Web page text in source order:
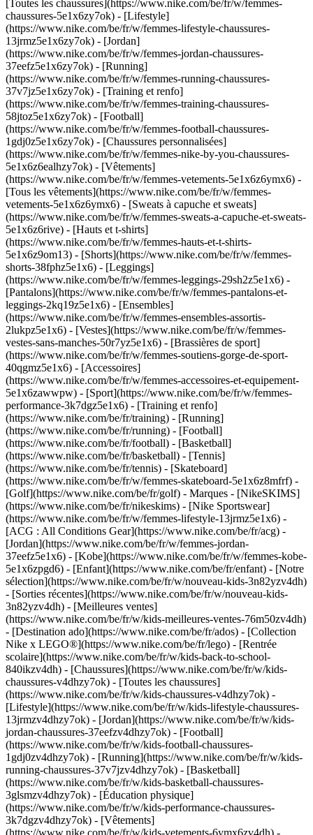
[Toutes les chaussures](https://www.nike.com/be/fr/w/femmes-
chaussures-5e1x6zy7ok) - [Lifestyle]
(https://www.nike.com/be/fr/w/femmes-lifestyle-chaussures-
13jrmz5e1x6zy7ok) - [Jordan]
(https://www.nike.com/be/fr/w/femmes-jordan-chaussures-
37eefz5e1x6zy7ok) - [Running]
(https://www.nike.com/be/fr/w/femmes-running-chaussures-
37v7jz5e1x6zy7ok) - [Training et renfo]
(https://www.nike.com/be/fr/w/femmes-training-chaussures-
58jtoz5e1x6zy7ok) - [Football]
(https://www.nike.com/be/fr/w/femmes-football-chaussures-
1gdj0z5e1x6zy7ok) - [Chaussures personnalisées]
(https://www.nike.com/be/fr/w/femmes-nike-by-you-chaussures-
5e1x6z6ealhzy7ok) - [Vêtements]
(https://www.nike.com/be/fr/w/femmes-vetements-5e1x6z6ymx6) -
[Tous les vêtements](https://www.nike.com/be/fr/w/femmes-
vetements-5e1x6z6ymx6) - [Sweats à capuche et sweats]
(https://www.nike.com/be/fr/w/femmes-sweats-a-capuche-et-sweats-
5e1x6z6rive) - [Hauts et t-shirts]
(https://www.nike.com/be/fr/w/femmes-hauts-et-t-shirts-
5e1x6z9om13) - [Shorts](https://www.nike.com/be/fr/w/femmes-
shorts-38fphz5e1x6) - [Leggings]
(https://www.nike.com/be/fr/w/femmes-leggings-29sh2z5e1x6) -
[Pantalons](https://www.nike.com/be/fr/w/femmes-pantalons-et-
leggings-2kq19z5e1x6) - [Ensembles]
(https://www.nike.com/be/fr/w/femmes-ensembles-assortis-
2lukpz5e1x6) - [Vestes](https://www.nike.com/be/fr/w/femmes-
vestes-sans-manches-50r7yz5e1x6) - [Brassières de sport]
(https://www.nike.com/be/fr/w/femmes-soutiens-gorge-de-sport-
40qgmz5e1x6) - [Accessoires]
(https://www.nike.com/be/fr/w/femmes-accessoires-et-equipement-
5e1x6zawwpw) - [Sport](https://www.nike.com/be/fr/w/femmes-
performance-3k7dgz5e1x6) - [Training et renfo]
(https://www.nike.com/be/fr/training) - [Running]
(https://www.nike.com/be/fr/running) - [Football]
(https://www.nike.com/be/fr/football) - [Basketball]
(https://www.nike.com/be/fr/basketball) - [Tennis]
(https://www.nike.com/be/fr/tennis) - [Skateboard]
(https://www.nike.com/be/fr/w/femmes-skateboard-5e1x6z8mfrf) -
[Golf](https://www.nike.com/be/fr/golf) - Marques - [NikeSKIMS]
(https://www.nike.com/be/fr/nikeskims) - [Nike Sportswear]
(https://www.nike.com/be/fr/w/femmes-lifestyle-13jrmz5e1x6) -
[ACG : All Conditions Gear](https://www.nike.com/be/fr/acg) -
[Jordan](https://www.nike.com/be/fr/w/femmes-jordan-
37eefz5e1x6) - [Kobe](https://www.nike.com/be/fr/w/femmes-kobe-
5e1x6zpgd6) - [Enfant](https://www.nike.com/be/fr/enfant) - [Notre
sélection](https://www.nike.com/be/fr/w/nouveau-kids-3n82yzv4dh)
- [Sorties récentes](https://www.nike.com/be/fr/w/nouveau-kids-
3n82yzv4dh) - [Meilleures ventes]
(https://www.nike.com/be/fr/w/kids-meilleures-ventes-76m50zv4dh)
- [Destination ado](https://www.nike.com/be/fr/ados) - [Collection
Nike x LEGO®](https://www.nike.com/be/fr/lego) - [Rentrée
scolaire](https://www.nike.com/be/fr/w/kids-back-to-school-
840ikzv4dh) - [Chaussures](https://www.nike.com/be/fr/w/kids-
chaussures-v4dhzy7ok) - [Toutes les chaussures]
(https://www.nike.com/be/fr/w/kids-chaussures-v4dhzy7ok) -
[Lifestyle](https://www.nike.com/be/fr/w/kids-lifestyle-chaussures-
13jrmzv4dhzy7ok) - [Jordan](https://www.nike.com/be/fr/w/kids-
jordan-chaussures-37eefzv4dhzy7ok) - [Football]
(https://www.nike.com/be/fr/w/kids-football-chaussures-
1gdj0zv4dhzy7ok) - [Running](https://www.nike.com/be/fr/w/kids-
running-chaussures-37v7jzv4dhzy7ok) - [Basketball]
(https://www.nike.com/be/fr/w/kids-basketball-chaussures-
3glsmzv4dhzy7ok) - [Éducation physique]
(https://www.nike.com/be/fr/w/kids-performance-chaussures-
3k7dgzv4dhzy7ok) - [Vêtements]
(https://www.nike.com/be/fr/w/kids-vetements-6ymx6zv4dh) -